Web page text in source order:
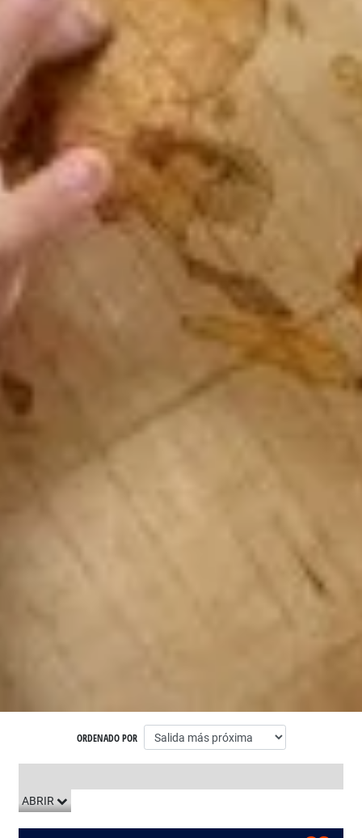
ORDENADO POR
ABRIR